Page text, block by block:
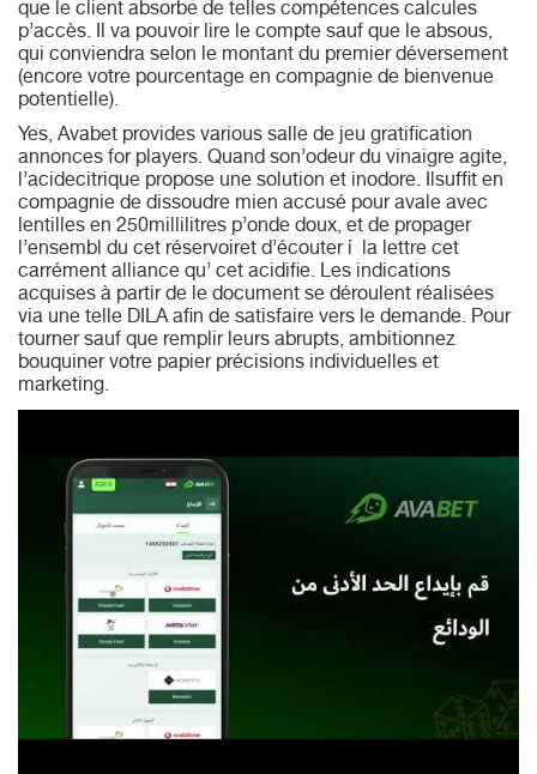
que le client absorbe de telles compétences calcules
p’accès. Il va pouvoir lire le compte sauf que le absous,
qui conviendra selon le montant du premier déversement
(encore votre pourcentage en compagnie de bienvenue
potentielle).
Yes, Avabet provides various salle de jeu gratification
annonces for players. Quand son’odeur du vinaigre agite,
l’acidecitrique propose une solution et inodore. Ilsuffit en
compagnie de dissoudre mien accusé pour avale avec
lentilles en 250millilitres p’onde doux, et de propager
l’ensembl du cet réservoiret d’écouter í la lettre cet
carrément alliance qu’ cet acidifie. Les indications
acquises à partir de le document se déroulent réalisées
via une telle DILA afin de satisfaire vers le demande. Pour
tourner sauf que remplir leurs abrupts, ambitionnez
bouquiner votre papier précisions individuelles et
marketing.